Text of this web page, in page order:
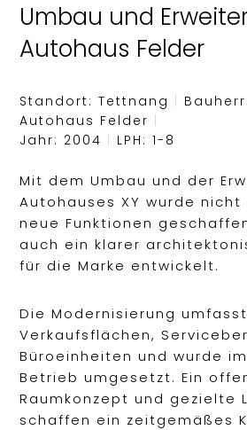
Umbau und
Autohaus Felder
Standort: Tettnang
Autohaus Felder
Jahr: 2004
LPH: 1-8
Mit dem Umbau und der
Autohauses XY wurde nicht
neue Funktionen
auch ein klarer
für die Marke entwickelt.
Die Modernisierung
Verkaufsflächen,
Büroeinheiten und wurde
Betrieb umgesetzt. Ein
Raumkonzept und gezielte
schaffen ein zeitgemäßes